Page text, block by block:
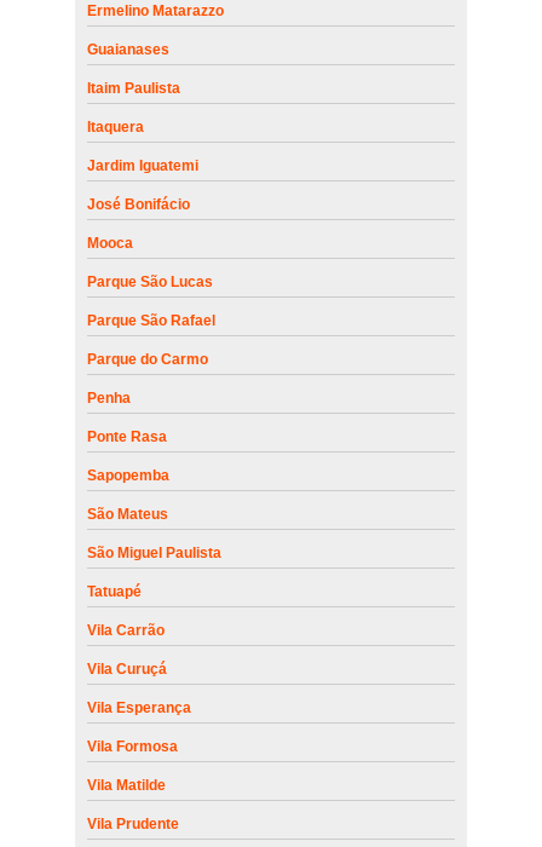
Ermelino Matarazzo
Guaianases
Itaim Paulista
Itaquera
Jardim Iguatemi
José Bonifácio
Mooca
Parque São Lucas
Parque São Rafael
Parque do Carmo
Penha
Ponte Rasa
Sapopemba
São Mateus
São Miguel Paulista
Tatuapé
Vila Carrão
Vila Curuçá
Vila Esperança
Vila Formosa
Vila Matilde
Vila Prudente